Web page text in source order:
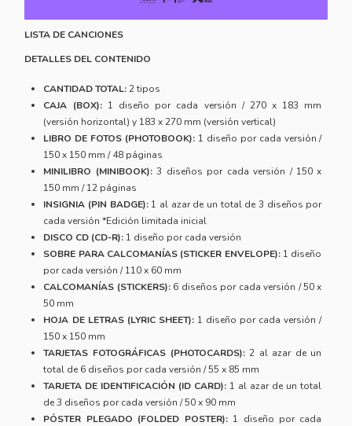
LISTA DE CANCIONES
DETALLES DEL CONTENIDO
CANTIDAD TOTAL:2 tipos
CAJA (BOX):1 diseño por cada versión / 270 x 183 mm
(versión horizontal) y 183 x 270 mm (versión vertical)
LIBRO DE FOTOS (PHOTOBOOK): 1 diseño por cada versión /
150 x 150 mm / 48 páginas
MINILIBRO (MINIBOOK):3 diseños por cada versión / 150 x
150 mm / 12 páginas
INSIGNIA (PIN BADGE):1 al azar de un total de 3 diseños por
cada versión *Edición limitada inicial
DISCO CD (CD-R): 1 diseño por cada versión
SOBRE PARA CALCOMANÍAS (STICKER ENVELOPE):1 diseño
por cada versión / 110 x 60 mm
CALCOMANÍAS (STICKERS):6 diseños por cada versión / 50 x
50 mm
HOJA DE LETRAS (LYRIC SHEET):1 diseño por cada versión /
150 x 150 mm
TARJETAS FOTOGRÁFICAS (PHOTOCARDS):2 al azar de un
total de 6 diseños por cada versión / 55 x 85 mm
TARJETA DE IDENTIFICACIÓN (ID CARD): 1 al azar de un total
de 3 diseños por cada versión / 50 x 90 mm
PÓSTER PLEGADO (FOLDED POSTER):1 diseño por cada